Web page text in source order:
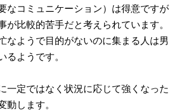
なコミュニケーション）は得意ですが
が比較的苦手だと考えられています。
なようで目的がないのに集まる人は男
るようです。
一定ではなく状況に応じて強くなった
動します。